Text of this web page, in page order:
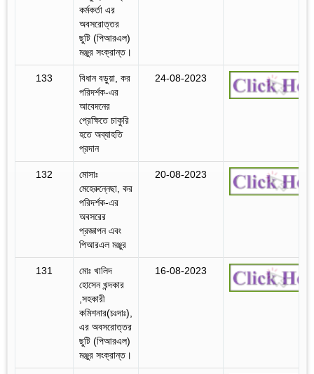
কর্মকর্তা এর
অবসরোত্তর
ছুটি (পিআরএল)
মঞ্জুর সংক্রান্ত।
133
বিধান বড়ুয়া, কর
পরিদর্শক-এর
আবেদনের
প্রেক্ষিতে চাকুরি
হতে অব্যাহতি
প্রদান
24-08-2023
132
মোসাঃ
মেহেরুন্নেছা, কর
পরিদর্শক-এর
অবসরের
প্রজ্ঞাপন এবং
পিআরএল মঞ্জুর
20-08-2023
131
মোঃ খালিদ
হোসেন খন্দকার
,সহকারী
কমিশনার(চঃদাঃ),
এর অবসরোত্তর
ছুটি (পিআরএল)
মঞ্জুর সংক্রান্ত।
16-08-2023